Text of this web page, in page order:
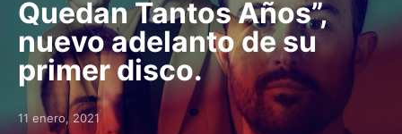
Quedan Tantos Años”,
nuevo adelanto de su
primer disco.
Posted on
11 enero, 2021